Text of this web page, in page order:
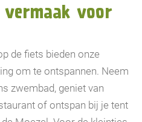
vermaak voor
de fiets bieden onze
om te ontspannen. Neem
zwembad, geniet van
of ontspan bij je tent